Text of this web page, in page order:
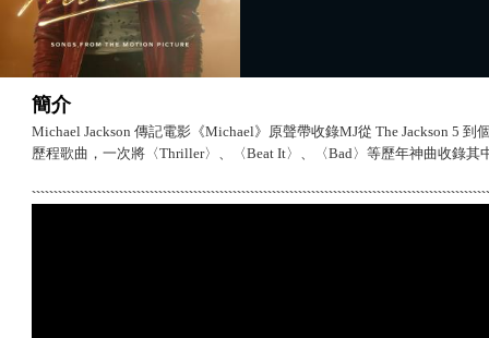
簡介
Michael Jackson 傳記電影《Michael》原聲帶收錄MJ從 The Jackson 5
歷程歌曲，一次將〈Thriller〉、〈Beat It〉、〈Bad〉等歷年神曲收錄其